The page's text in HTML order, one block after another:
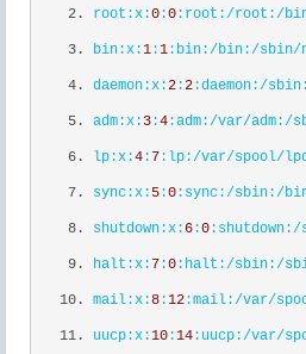
root:x:0 :0 :root :/root :/
bin:x:1 :1 :bin :/bin :/sbin/
daemon:x:2 :2 :daemon :/sbin
adm:x: 3 :4 :adm :/var/adm :/
lp:x:4 : 7 :lp :/var/spool/
sync:x: 5 :0 :sync :/sbin :/
shutdown:x: 6 :0 :shutdown :/
halt:x: 7 :0 :halt :/sbin :/
mail:x:8 :12 :mail :/var/
uucp:x:10 :14 :uucp :/var/